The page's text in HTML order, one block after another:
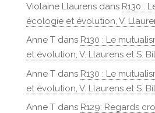
Violaine Llaurensdans R130 :
écologie et évolution, V.
Anne Tdans R130 : Le
et évolution, V. Llaurens et S.
Anne Tdans R130 : Le
et évolution, V. Llaurens et S.
Anne Tdans R129: Regards